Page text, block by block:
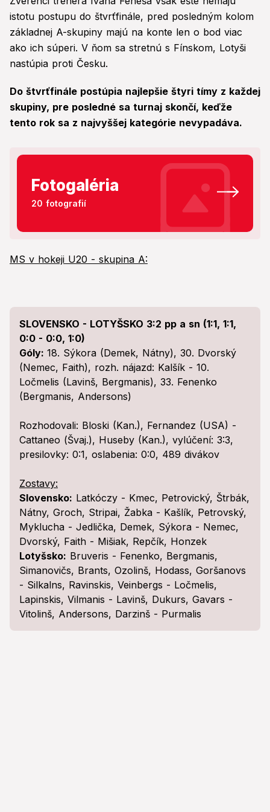
istotu postupu do štvrťfinále, pred posledným kolom
základnej A-skupiny majú na konte len o bod viac
ako ich súperi. V ňom sa stretnú s Fínskom, Lotyši
nastúpia proti Česku.
Do štvrťfinále postúpia najlepšie štyri tímy z každej
skupiny, pre posledné sa turnaj skončí, keďže
tento rok sa z najvyššej kategórie nevypadáva.
Fotogaléria
20 fotografií
MS v hokeji U20 - skupina A:
SLOVENSKO - LOTYŠSKO 3:2 pp a sn (1:1, 1:1,
0:0 - 0:0, 1:0)
Góly: 18. Sýkora (Demek, Nátny), 30. Dvorský
(Nemec, Faith), rozh. nájazd: Kalšík - 10.
Ločmelis (Lavinš, Bergmanis), 33. Fenenko
(Bergmanis, Andersons)
Rozhodovali: Bloski (Kan.), Fernandez (USA) -
Cattaneo (Švaj.), Huseby (Kan.), vylúčení: 3:3,
presilovky: 0:1, oslabenia: 0:0, 489 divákov
Zostavy:
Slovensko: Latkóczy - Kmec, Petrovický, Štrbák,
Nátny, Groch, Stripai, Žabka - Kašlík, Petrovský,
Myklucha - Jedlička, Demek, Sýkora - Nemec,
Dvorský, Faith - Mišiak, Repčík, Honzek
Lotyšsko: Bruveris - Fenenko, Bergmanis,
Simanovičs, Brants, Ozolinš, Hodass, Goršanovs
- Silkalns, Ravinskis, Veinbergs - Ločmelis,
Lapinskis, Vilmanis - Lavinš, Dukurs, Gavars -
Vitolinš, Andersons, Darzinš - Purmalis